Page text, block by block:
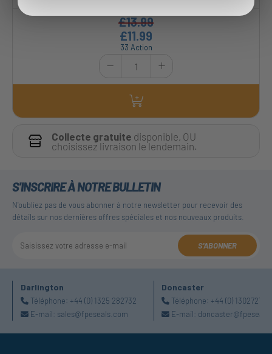
£13.99
33 Action
£11.99
Collecte gratuite disponible, OU
choisissez livraison le lendemain.
S'INSCRIRE À NOTRE BULLETIN
N'oubliez pas de vous abonner à notre newsletter pour recevoir des
détails sur nos dernières offres spéciales et nos nouveaux produits.
S'ABONNER
Darlington
Téléphone: +44 (0) 1325 282732
E-mail: sales@fpeseals.com
Doncaster
Téléphone: +44 (0)
E-mail: